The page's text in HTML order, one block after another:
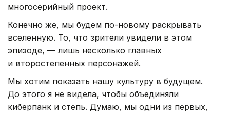
многосерийный проект.
Конечно же, мы будем по-новому раскрывать
вселенную. То, что зрители увидели в этом
эпизоде, — лишь несколько главных
и второстепенных персонажей.
Мы хотим показать нашу культуру в будущем.
До этого я не видела, чтобы объединяли
киберпанк и степь. Думаю, мы одни из первых,